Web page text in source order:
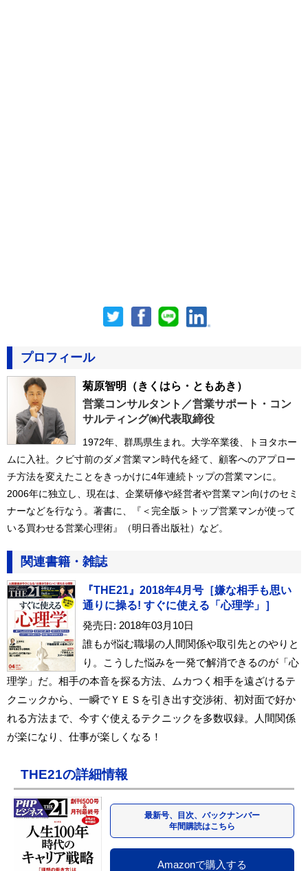
プロフィール
菊原智明
（きくはら・ともあき）
営業コンサルタント／営業サポート・コン
サルティング㈱代表取締役
1972年、群馬県生まれ。大学卒業後、トヨタホー
ムに入社。クビ寸前のダメ営業マン時代を経て、顧客へのアプロー
チ方法を変えたことをきっかけに4年連続トップの営業マンに。
2006年に独立し、現在は、企業研修や経営者や営業マン向けのセミ
ナーなどを行なう。著書に、『＜完全版＞トップ営業マンが使って
いる買わせる営業心理術』（明日香出版社）など。
関連書籍・雑誌
『THE21』2018年4月号［嫌な相手も思い
通りに操る! すぐに使える「心理学」］
発売日: 2018年03月10日
誰もが悩む職場の人間関係や取引先とのやりと
り。こうした悩みを一発で解消できるのが「心
理学」だ。相手の本音を探る方法、ムカつく相手を遠ざけるテ
クニックから、一瞬でＹＥＳを引き出す交渉術、初対面で好か
れる方法まで、今すぐ使えるテクニックを多数収録。人間関係
が楽になり、仕事が楽しくなる！
THE21の詳細情報
最新号、目次、バックナンバー
年間購読はこちら
Amazonで購入する